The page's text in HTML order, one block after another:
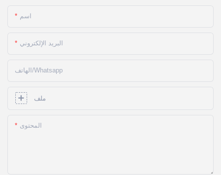
اسم
البريد الإلكتروني
الهاتف/whatsapp
ملف
المحتوى